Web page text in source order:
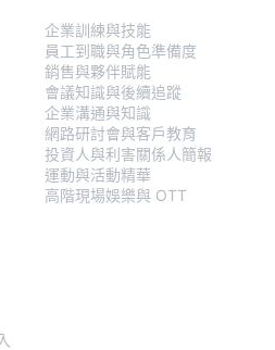
企業訓練與技能
員工到職與角色準備度
銷售與夥伴賦能
會議知識與後續追蹤
企業溝通與知識
網路研討會與客戶教育
投資人與利害關係人簡報
運動與活動精華
高階現場娛樂與 OTT